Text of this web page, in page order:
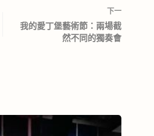
下一
我的愛丁堡藝術節：兩場截
然不同的獨奏會